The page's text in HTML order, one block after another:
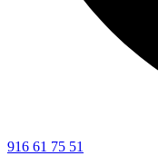
916 61 75 51